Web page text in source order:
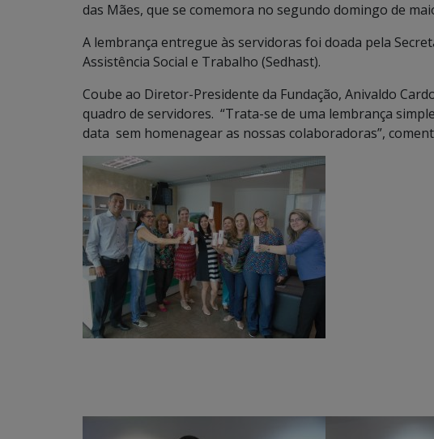
das Mães, que se comemora no segundo domingo de
A lembrança entregue às servidoras foi doada pela
Assistência Social e Trabalho (Sedhast).
Coube ao Diretor-Presidente da Fundação, Anivaldo
quadro de servidores. “Trata-se de uma lembrança
data sem homenagear as nossas colaboradoras”,